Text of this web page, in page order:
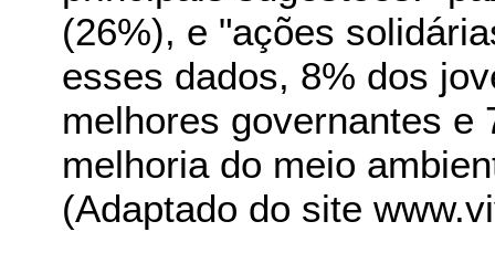
(26%), e "ações
esses dados, 8% dos
melhores governantes e
melhoria do meio
(Adaptado do site